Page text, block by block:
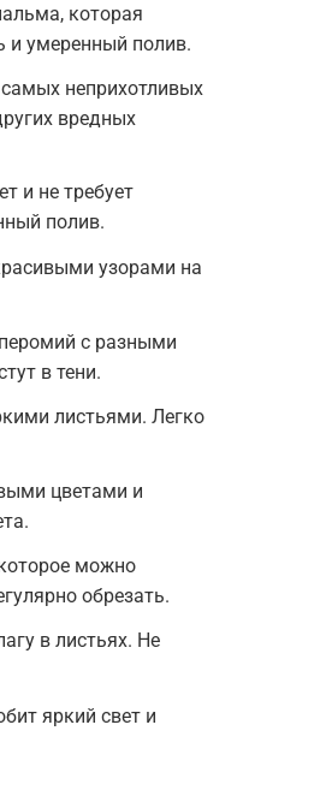
которая
и умеренный полив.
неприхотливых
вредных
и не требует
полив.
узорами на
с разными
в тени.
листьями. Легко
цветами и
можно
обрезать.
в листьях. Не
яркий свет и